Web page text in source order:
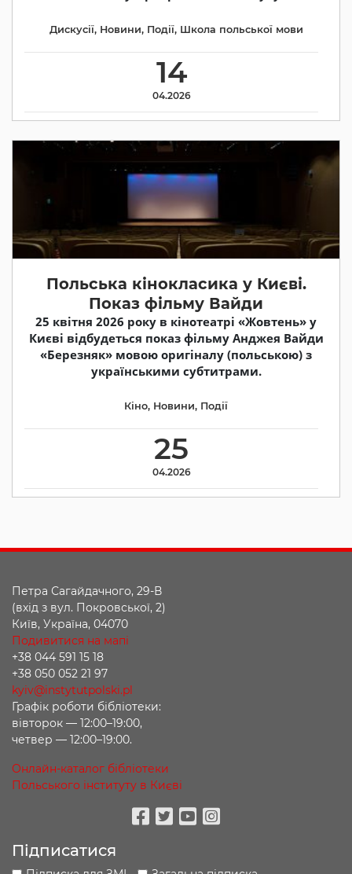
14
04.2026
Дискусії, Новини, Події, Школа польської мови
Польська кінокласика у Києві.
Показ фільму Вайди
25 квітня 2026 року в кінотеатрі «Жовтень» у
Києві відбудеться показ фільму Анджея Вайди
«Березняк» мовою оригіналу (польською) з
українськими субтитрами.
25
04.2026
Кіно, Новини, Події
Петра Сагайдачного, 29-В
(вхід з вул. Покровської, 2)
Київ, Україна, 04070
Подивитися на мапі
+38 044 591 15 18
+38 050 052 21 97
kyiv@instytutpolski.pl
Графік роботи бібліотеки:
вівторок — 12:00–19:00,
четвер — 12:00–19:00.
Онлайн-каталог бібліотеки
Польського інституту в Києві
Підписатися